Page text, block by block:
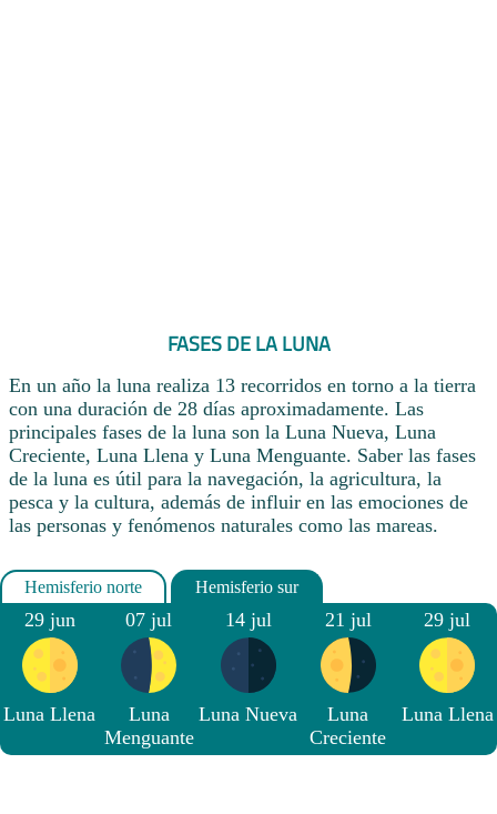
FASES DE LA LUNA
En un año la luna realiza 13 recorridos en torno a la tierra
con una duración de 28 días aproximadamente. Las
principales fases de la luna son la Luna Nueva, Luna
Creciente, Luna Llena y Luna Menguante. Saber las fases
de la luna es útil para la navegación, la agricultura, la
pesca y la cultura, además de influir en las emociones de
las personas y fenómenos naturales como las mareas.
29 jun
Luna Llena
07 jul
Luna
Menguante
14 jul
Luna Nueva
21 jul
Luna
Creciente
29 jul
Luna Llena